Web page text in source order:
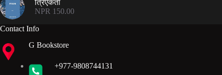
NPR 300.00.
NPR 199.00.
त्रिएकता
NPR 150.00
Contact Info
G Bookstore
+977-9808744131